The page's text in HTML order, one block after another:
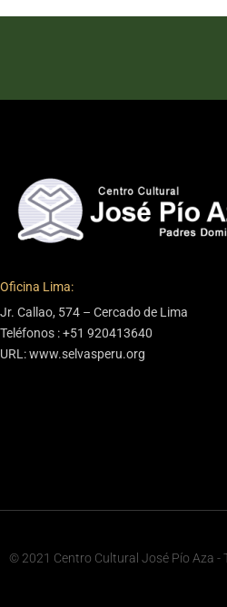
Oficina Lima:
Jr. Callao, 574 – Cercado de Lima
Teléfonos : +51 920413640
URL: www.selvasperu.org
© 2021 Centro Cultural José Pío Aza -